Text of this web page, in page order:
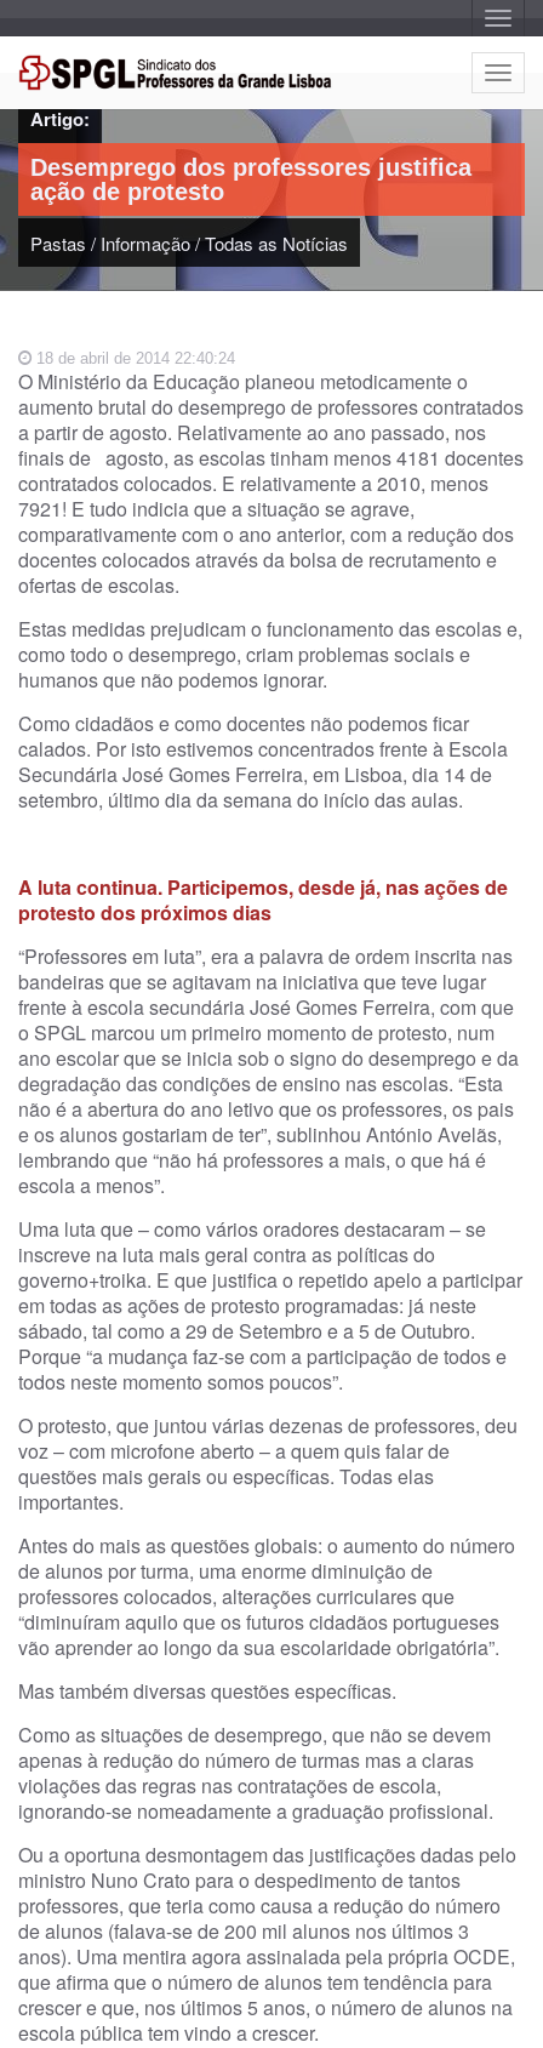
A
l
t
e
r
a
g
o
A
l
t
e
a
a
ç
o
Artigo:
Desemprego dos professores justifica
ação de protesto
Pastas / Informação/Todas as Notícias
18 de abril de 2014 22:40:24
O Ministério da Educação planeou metodicamente o
aumento brutal do desemprego de professores contratados
a partir de agosto. Relativamente ao ano passado, nos
finais de agosto, as escolas tinham menos 4181 docentes
contratados colocados. E relativamente a 2010, menos
7921! E tudo indicia que a situação se agrave,
comparativamente com o ano anterior, com a redução dos
docentes colocados através da bolsa de recrutamento e
ofertas de escolas.
Estas medidas prejudicam o funcionamento das escolas e,
como todo o desemprego, criam problemas sociais e
humanos que não podemos ignorar.
Como cidadãos e como docentes não podemos ficar
calados. Por isto estivemos concentrados frente à Escola
Secundária José Gomes Ferreira, em Lisboa, dia 14 de
setembro, último dia da semana do início das aulas.
A luta continua. Participemos, desde já, nas ações de
protesto dos próximos dias
“Professores em luta”, era a palavra de ordem inscrita nas
bandeiras que se agitavam na iniciativa que teve lugar
frente à escola secundária José Gomes Ferreira, com que
o SPGL marcou um primeiro momento de protesto, num
ano escolar que se inicia sob o signo do desemprego e da
degradação das condições de ensino nas escolas. “Esta
não é a abertura do ano letivo que os professores, os pais
e os alunos gostariam de ter”, sublinhou António Avelãs,
lembrando que “não há professores a mais, o que há é
escola a menos”.
Uma luta que – como vários oradores destacaram – se
inscreve na luta mais geral contra as políticas do
governo+troika. E que justifica o repetido apelo a participar
em todas as ações de protesto programadas: já neste
sábado, tal como a 29 de Setembro e a 5 de Outubro.
Porque “a mudança faz-se com a participação de todos e
todos neste momento somos poucos”.
O protesto, que juntou várias dezenas de professores, deu
voz – com microfone aberto – a quem quis falar de
questões mais gerais ou específicas. Todas elas
importantes.
Antes do mais as questões globais: o aumento do número
de alunos por turma, uma enorme diminuição de
professores colocados, alterações curriculares que
“diminuíram aquilo que os futuros cidadãos portugueses
vão aprender ao longo da sua escolaridade obrigatória”.
Mas também diversas questões específicas.
Como as situações de desemprego, que não se devem
apenas à redução do número de turmas mas a claras
violações das regras nas contratações de escola,
ignorando-se nomeadamente a graduação profissional.
Ou a oportuna desmontagem das justificações dadas pelo
ministro Nuno Crato para o despedimento de tantos
professores, que teria como causa a redução do número
de alunos (falava-se de 200 mil alunos nos últimos 3
anos). Uma mentira agora assinalada pela própria OCDE,
que afirma que o número de alunos tem tendência para
crescer e que, nos últimos 5 anos, o número de alunos na
escola pública tem vindo a crescer.